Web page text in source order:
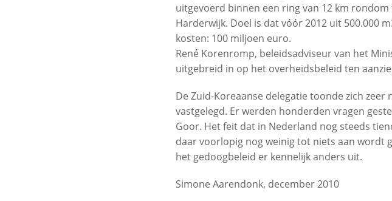
uitgevoerd binnen een ring van 12 km
Harderwijk. Doel is dat vóór 2012 uit 500.000
kosten: 100 miljoen euro.
René Korenromp, beleidsadviseur van het
uitgebreid in op het overheidsbeleid ten
De Zuid-Koreaanse delegatie toonde zich
vastgelegd. Er werden honderden vragen
Goor. Het feit dat in Nederland nog steeds
daar voorlopig nog weinig tot niets aan wordt
het gedoogbeleid er kennelijk anders uit.
Simone Aarendonk, december 2010